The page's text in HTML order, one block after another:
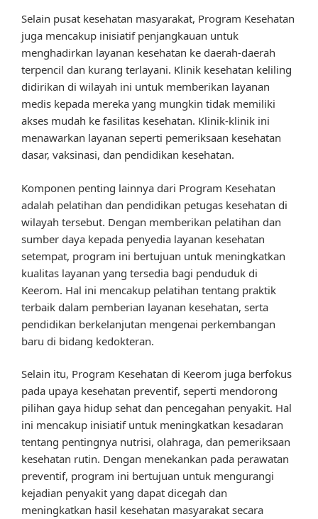
Selain pusat kesehatan masyarakat, Program Kesehatan
juga mencakup inisiatif penjangkauan untuk
menghadirkan layanan kesehatan ke daerah-daerah
terpencil dan kurang terlayani. Klinik kesehatan keliling
didirikan di wilayah ini untuk memberikan layanan
medis kepada mereka yang mungkin tidak memiliki
akses mudah ke fasilitas kesehatan. Klinik-klinik ini
menawarkan layanan seperti pemeriksaan kesehatan
dasar, vaksinasi, dan pendidikan kesehatan.
Komponen penting lainnya dari Program Kesehatan
adalah pelatihan dan pendidikan petugas kesehatan di
wilayah tersebut. Dengan memberikan pelatihan dan
sumber daya kepada penyedia layanan kesehatan
setempat, program ini bertujuan untuk meningkatkan
kualitas layanan yang tersedia bagi penduduk di
Keerom. Hal ini mencakup pelatihan tentang praktik
terbaik dalam pemberian layanan kesehatan, serta
pendidikan berkelanjutan mengenai perkembangan
baru di bidang kedokteran.
Selain itu, Program Kesehatan di Keerom juga berfokus
pada upaya kesehatan preventif, seperti mendorong
pilihan gaya hidup sehat dan pencegahan penyakit. Hal
ini mencakup inisiatif untuk meningkatkan kesadaran
tentang pentingnya nutrisi, olahraga, dan pemeriksaan
kesehatan rutin. Dengan menekankan pada perawatan
preventif, program ini bertujuan untuk mengurangi
kejadian penyakit yang dapat dicegah dan
meningkatkan hasil kesehatan masyarakat secara